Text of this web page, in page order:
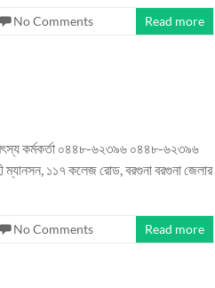
No Comments Read more
মৎস্য কর্মকর্তা ০৪৪৮-৬২৩৯৬ ০৪৪৮-৬২৩৯৬
১১৭ কলেজ রোড, বরগুনা বরগুনা জেলার
No Comments Read more